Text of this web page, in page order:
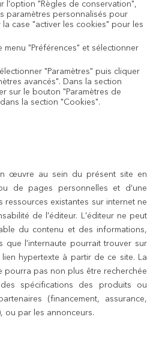
l'option "Règles de conservation",
paramètres personnalisés pour
la case "activer les cookies" pour les
menu "Préférences" et sélectionner
"Paramètres" puis cliquer
avancés". Dans la section
sur le bouton "Paramètres de
la section "Cookies".
œuvre au sein du présent site en
de pages personnelles et d’une
ressources existantes sur internet ne
de l'éditeur. L'éditeur ne peut
du contenu et des informations,
que l'internaute pourrait trouver sur
hypertexte à partir de ce site. La
pourra pas non plus être recherchée
spécifications des produits ou
(financement, assurance,
ou par les annonceurs.